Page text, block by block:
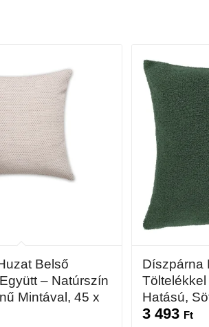
Belső
– Natúrszín
Mintával, 45 x
Díszpárna
Hatású,
3 493 Ft